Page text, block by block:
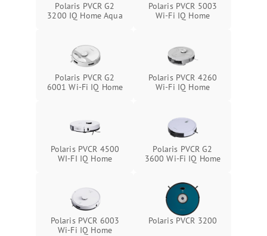
Polaris PVCR G2
3200 IQ Home Aqua
Polaris PVCR 5003
Wi-Fi IQ Home
Polaris PVCR G2
6001 Wi-Fi IQ Home
Polaris PVCR 4260
Wi-Fi IQ Home
Polaris PVCR 4500
WI-FI IQ Home
Polaris PVCR G2
3600 Wi-Fi IQ Home
Polaris PVCR 6003
Wi-Fi IQ Home
Polaris PVCR 3200